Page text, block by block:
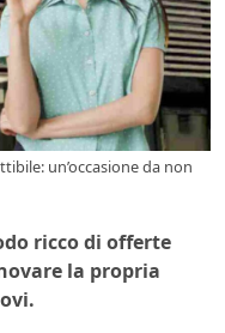
un’occasione da non
ricco di offerte
la propria